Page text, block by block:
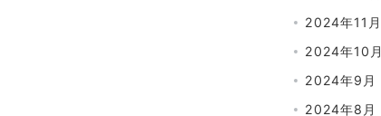
2024年11月
2024年10月
2024年9月
2024年8月